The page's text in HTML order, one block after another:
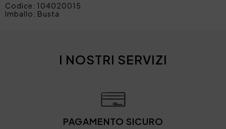
Codice: 104020015
Imballo: Busta
I NOSTRI SERVIZI
PAGAMENTO SICURO